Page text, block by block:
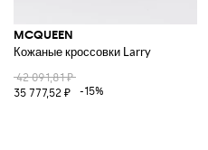
MCQUEEN
Кожаные кроссовки Larry
42 091,81 ₽
35 777,52 ₽
-15%